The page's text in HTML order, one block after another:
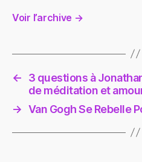
Voir l’archive →
←
3 questions à
de méditation et
→ Van Gogh Se Rebelle